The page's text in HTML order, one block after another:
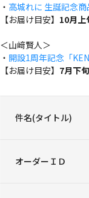
・ 高城れに 生誕記念
【お届け目安】 10月上
＜山﨑賢人＞
・ 開設1周年記念「
【お届け目安】 7月下
件名(タイトル)
オーダーＩＤ